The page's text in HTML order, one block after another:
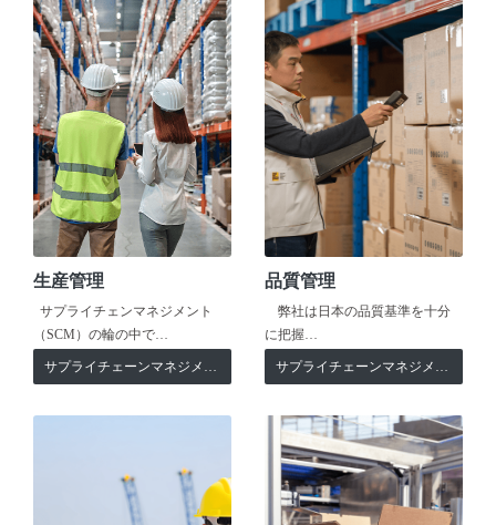
生産管理
サプライチェンマネジメント
（SCM）の輪の中で…
サプライチェーンマネジメント
品質管理
弊社は日本の品質基準を十分
に把握…
サプライチェーンマネジメント